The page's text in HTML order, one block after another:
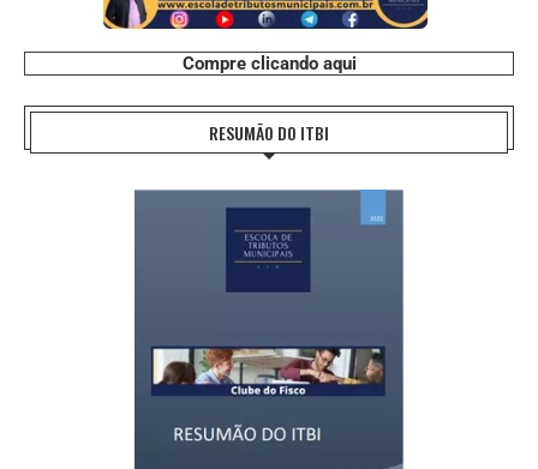
Compre clicando aqui
RESUMÃO DO ITBI